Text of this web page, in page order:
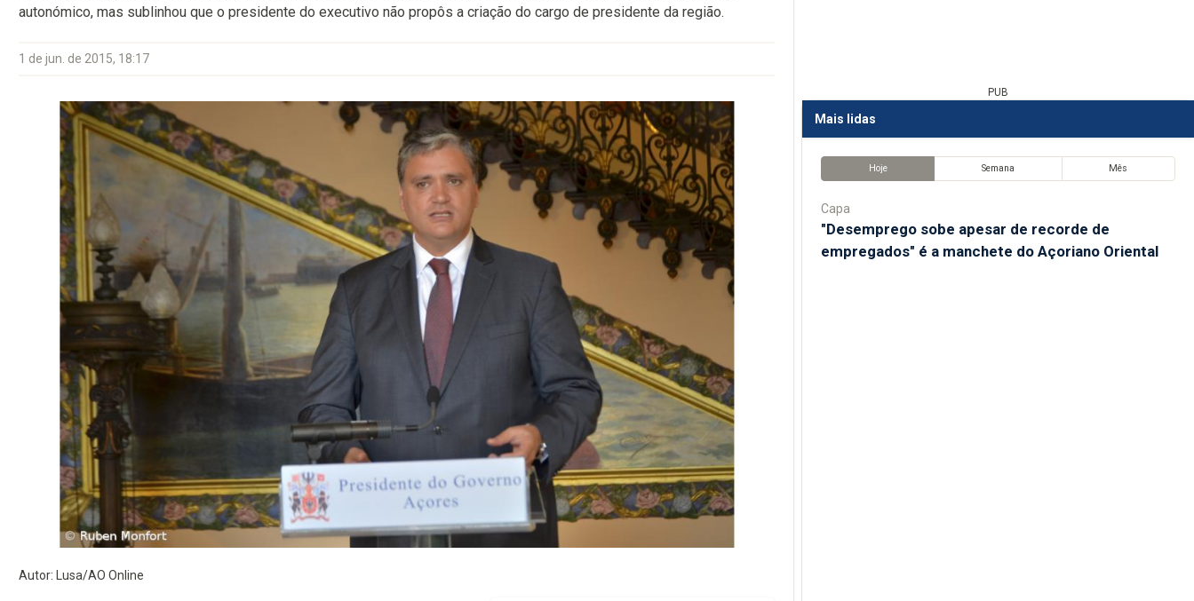
autonómico, mas sublinhou que o presidente do executivo não propôs a criação do cargo de presidente da região.
1 de jun. de 2015, 18:17
Autor: Lusa/AO Online
PUB
Mais lidas
Hoje Semana Mês
Capa
"Desemprego sobe apesar de recorde de
empregados" é a manchete do Açoriano Oriental